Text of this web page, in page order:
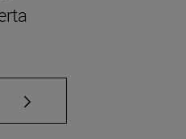
TAB para desplazarse.